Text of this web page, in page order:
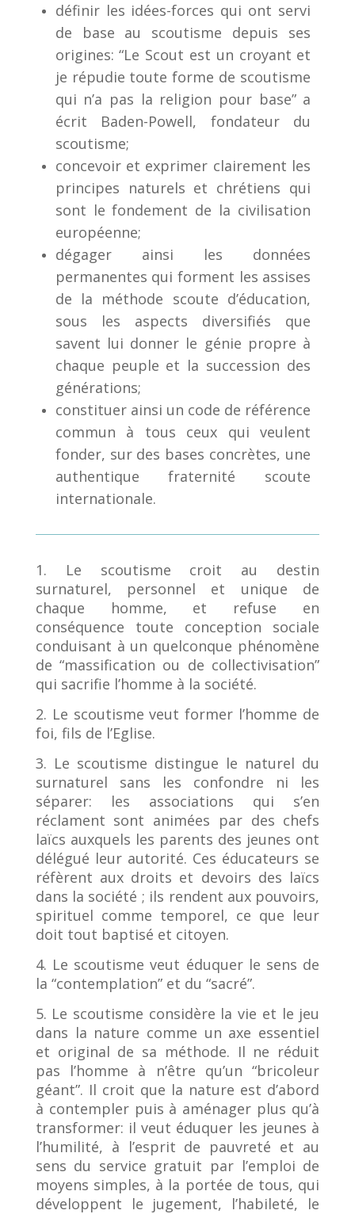
définir les idées-forces qui ont servi
de base au scoutisme depuis ses
origines: “Le Scout est un croyant et
je répudie toute forme de scoutisme
qui n’a pas la religion pour base” a
écrit Baden-Powell, fondateur du
scoutisme;
concevoir et exprimer clairement les
principes naturels et chrétiens qui
sont le fondement de la civilisation
européenne;
dégager ainsi les données
permanentes qui forment les assises
de la méthode scoute d’éducation,
sous les aspects diversifiés que
savent lui donner le génie propre à
chaque peuple et la succession des
générations;
constituer ainsi un code de référence
commun à tous ceux qui veulent
fonder, sur des bases concrètes, une
authentique fraternité scoute
internationale.
1. Le scoutisme croit au destin
surnaturel, personnel et unique de
chaque homme, et refuse en
conséquence toute conception sociale
conduisant à un quelconque phénomène
de “massification ou de collectivisation”
qui sacrifie l’homme à la société.
2. Le scoutisme veut former l’homme de
foi, fils de l’Eglise.
3. Le scoutisme distingue le naturel du
surnaturel sans les confondre ni les
séparer: les associations qui s’en
réclament sont animées par des chefs
laïcs auxquels les parents des jeunes ont
délégué leur autorité. Ces éducateurs se
réfèrent aux droits et devoirs des laïcs
dans la société ; ils rendent aux pouvoirs,
spirituel comme temporel, ce que leur
doit tout baptisé et citoyen.
4. Le scoutisme veut éduquer le sens de
la “contemplation” et du “sacré”.
5. Le scoutisme considère la vie et le jeu
dans la nature comme un axe essentiel
et original de sa méthode. Il ne réduit
pas l’homme à n’être qu’un “bricoleur
géant”. Il croit que la nature est d’abord
à contempler puis à aménager plus qu’à
transformer: il veut éduquer les jeunes à
l’humilité, à l’esprit de pauvreté et au
sens du service gratuit par l’emploi de
moyens simples, à la portée de tous, qui
développent le jugement, l’habileté, le